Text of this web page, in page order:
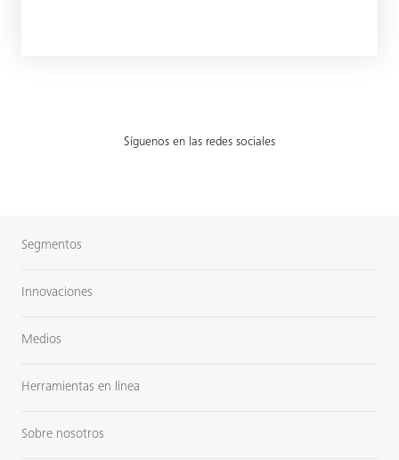
Síguenos en las redes sociales
Segmentos
Innovaciones
Medios
Herramientas en línea
Sobre nosotros